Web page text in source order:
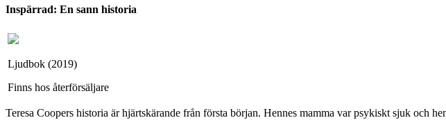
Inspärrad: En sann historia
Ljudbok (2019)
Finns hos återförsäljare
Teresa Coopers historia är hjärtskärande från första början. Hennes mamma var psykiskt sjuk och